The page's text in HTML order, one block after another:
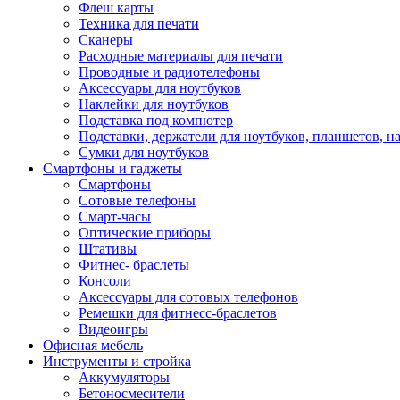
Флеш карты
Техника для печати
Сканеры
Расходные материалы для печати
Проводные и радиотелефоны
Аксессуары для ноутбуков
Наклейки для ноутбуков
Подставка под компютер
Подставки, держатели для ноутбуков, планшетов,
Сумки для ноутбуков
Смартфоны и гаджеты
Смартфоны
Сотовые телефоны
Смарт-часы
Оптические приборы
Штативы
Фитнес- браслеты
Консоли
Аксессуары для сотовых телефонов
Ремешки для фитнесс-браслетов
Видеоигры
Офисная мебель
Инструменты и стройка
Аккумуляторы
Бетоносмесители